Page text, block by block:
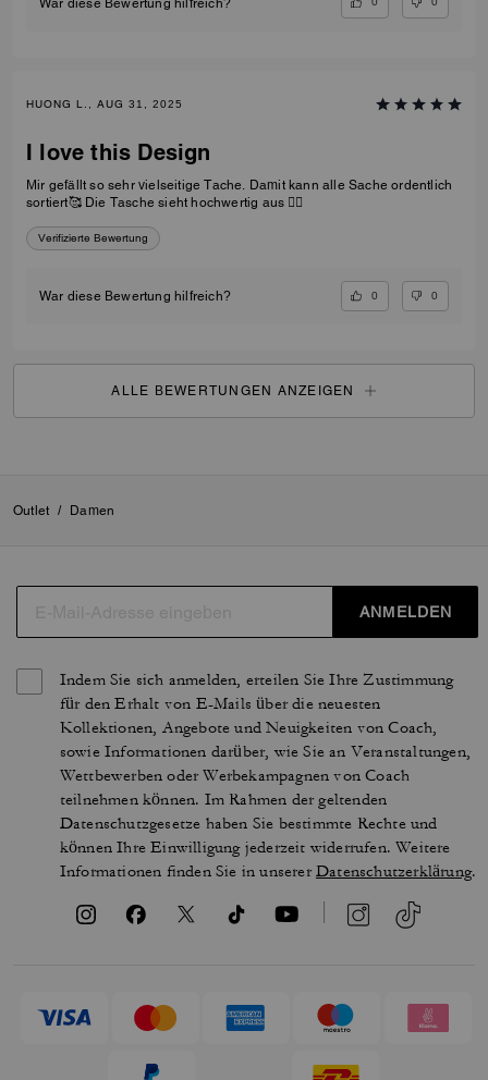
HUONG L., AUG 31, 2025
I love this Design
Mir gefällt so sehr vielseitige Tache. Damit kann alle Sache ordentlich
sortiert🥰 Die Tasche sieht hochwertig aus 👍🏻
Verifizierte Bewertung
War diese Bewertung hilfreich? 0 0
ALLE BEWERTUNGEN ANZEIGEN
Outlet / Damen
ANMELDEN
Indem Sie sich anmelden, erteilen Sie Ihre Zustimmung
für den Erhalt von E-Mails über die neuesten
Kollektionen, Angebote und Neuigkeiten von Coach,
sowie Informationen darüber, wie Sie an Veranstaltungen,
Wettbewerben oder Werbekampagnen von Coach
teilnehmen können. Im Rahmen der geltenden
Datenschutzgesetze haben Sie bestimmte Rechte und
können Ihre Einwilligung jederzeit widerrufen. Weitere
Informationen finden Sie in unsererDatenschutzerklärung.